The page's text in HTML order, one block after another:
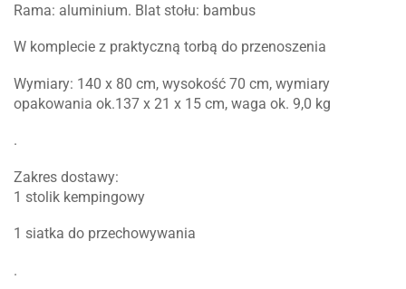
Rama: aluminium. Blat stołu: bambus
W komplecie z praktyczną torbą do przenoszenia
Wymiary: 140 x 80 cm, wysokość 70 cm, wymiary
opakowania ok.137 x 21 x 15 cm, waga ok. 9,0 kg
.
Zakres dostawy:
1 stolik kempingowy
1 siatka do przechowywania
.